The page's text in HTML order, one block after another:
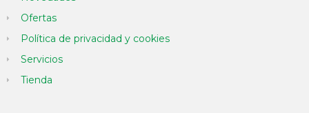
Ofertas
Política de privacidad y cookies
Servicios
Tienda